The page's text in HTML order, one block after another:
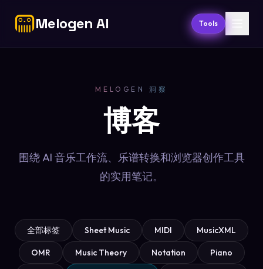
Melogen AI Tools
MELOGEN 洞察
博客
围绕 AI 音乐工作流、乐谱转换和浏览器创作工具
的实用笔记。
全部标签 Sheet Music MIDI MusicXML
OMR Music Theory Notation Piano